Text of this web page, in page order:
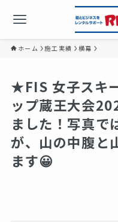
ホーム 施工実績 横幕
★FIS 女子スキ
ップ蔵王大会
ました！写真で
が、山の中腹と
ます😀